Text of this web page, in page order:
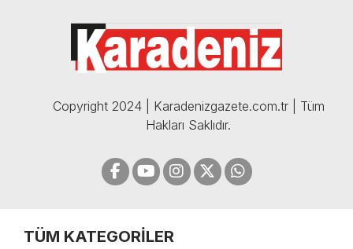
05.12.2024
Copyright 2024 | Karadenizgazete.com.tr | Tüm
Hakları Saklıdır.
TÜM KATEGORİLER